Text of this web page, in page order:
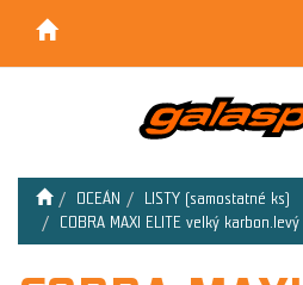
OCEÁN
LISTY (samostatné ks)
COBRA MAXI ELITE velký